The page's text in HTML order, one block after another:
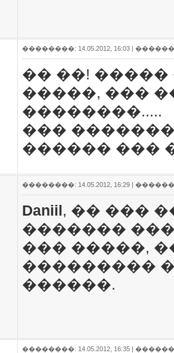
��������: 14.05.2012, 16:03 |
�� ��!
�����, ���
��������.....
���
������ ���
��������: 14.05.2012, 16:29 |
Daniil, �� ���
�������
��� �����,
���������
������.
��������: 14.05.2012, 16:35 |